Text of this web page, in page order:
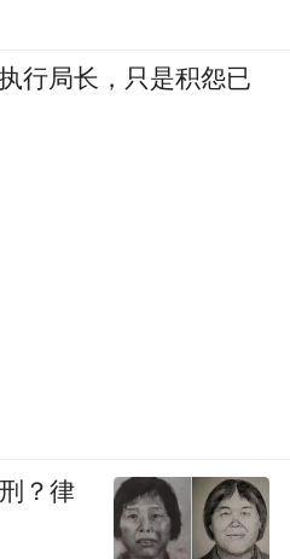
行局长，只是积怨已
？律